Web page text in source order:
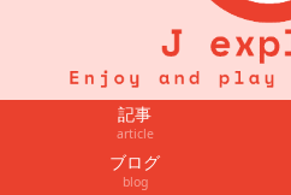
記事
article
ブログ
blog